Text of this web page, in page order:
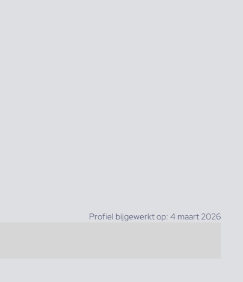
Profiel bijgewerkt op: 4 maart 2026